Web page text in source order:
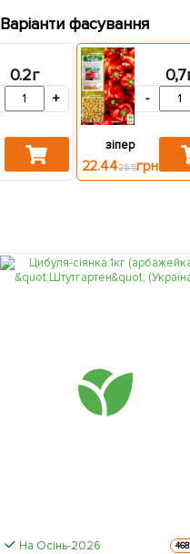
Варіанти фасування
0.2г
+ -
зіпер
22.4425.5грн
На Осінь-2026